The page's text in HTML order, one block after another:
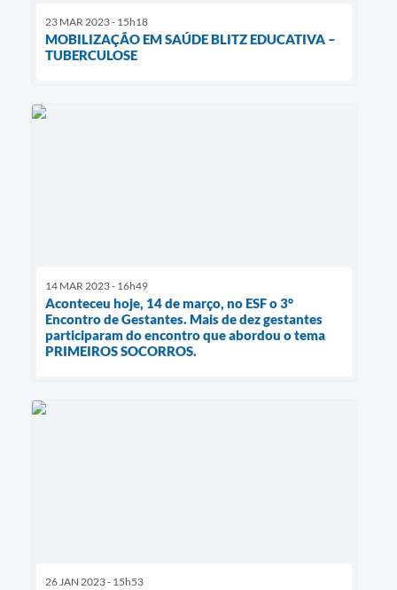
23 MAR 2023 - 15h18
MOBILIZAÇÃO EM SAÚDE BLITZ EDUCATIVA –
TUBERCULOSE
14 MAR 2023 - 16h49
Aconteceu hoje, 14 de março, no ESF o 3°
Encontro de Gestantes. Mais de dez gestantes
participaram do encontro que abordou o tema
PRIMEIROS SOCORROS.
26 JAN 2023 - 15h53